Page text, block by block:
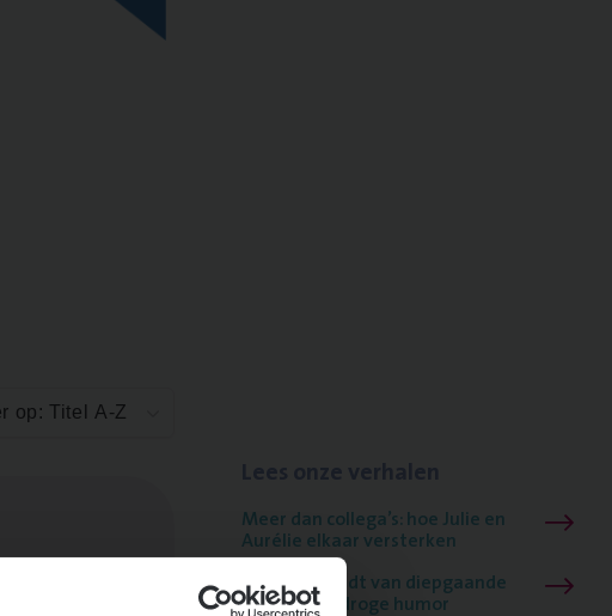
op: Titel A-Z
Meer dan collega’s: hoe Julie en
Aurélie elkaar versterken
Mathias houdt van diepgaande
dossiers én droge humor